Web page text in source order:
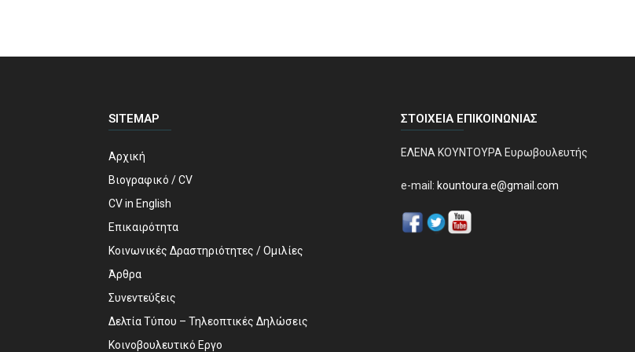
SITEMAP
Αρχική
Βιογραφικό / CV
CV in English
Επικαιρότητα
Κοινωνικές Δραστηριότητες / Ομιλίες
Άρθρα
Συνεντεύξεις
Δελτία Τύπου – Τηλεοπτικές Δηλώσεις
Κοινοβουλευτικό Εργο
ΣΤΟΙΧΕΊΑ ΕΠΙΚΟΙΝΩΝΊΑΣ
ΕΛΕΝΑ ΚΟΥΝΤΟΥΡΑ Ευρωβουλευτής
e-mail: kountoura.e@gmail.com